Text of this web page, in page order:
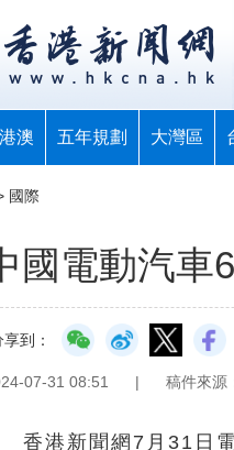
港澳 五年規劃 大灣區
國際
國電動汽車
到：
07-31 08:51 | 稿件來源
香港新聞網7月31日